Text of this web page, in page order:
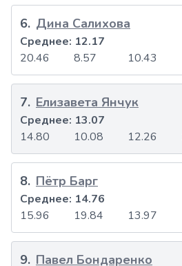
6. Дина Салихова
20.46 8.57 10.43
Среднее: 12.17
7. Елизавета Янчук
14.80 10.08 12.26
Среднее: 13.07
8. Пётр Барг
15.96 19.84 13.97
Среднее: 14.76
9. Павел Бондаренко